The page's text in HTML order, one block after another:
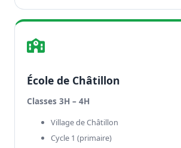
École de Châtillon
Classes 3H – 4H
Village de Châtillon
Cycle 1 (primaire)